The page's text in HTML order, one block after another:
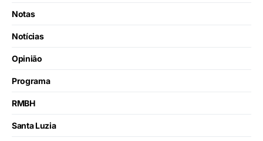
Notas
Notícias
Opinião
Programa
RMBH
Santa Luzia